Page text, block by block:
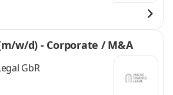
w/d) - Corporate / M&A
GbR